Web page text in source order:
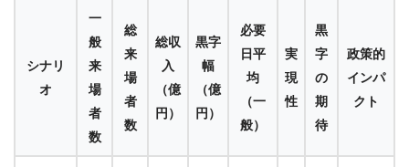
シナリ
オ
一
般
来
場
者
数
総
来
場
者
数
総収
入
（億
円）
黒字
幅
（億
円）
必要
日平
均
（一
般）
実
現
性
黒
字
の
期
待
政策的
インパ
クト